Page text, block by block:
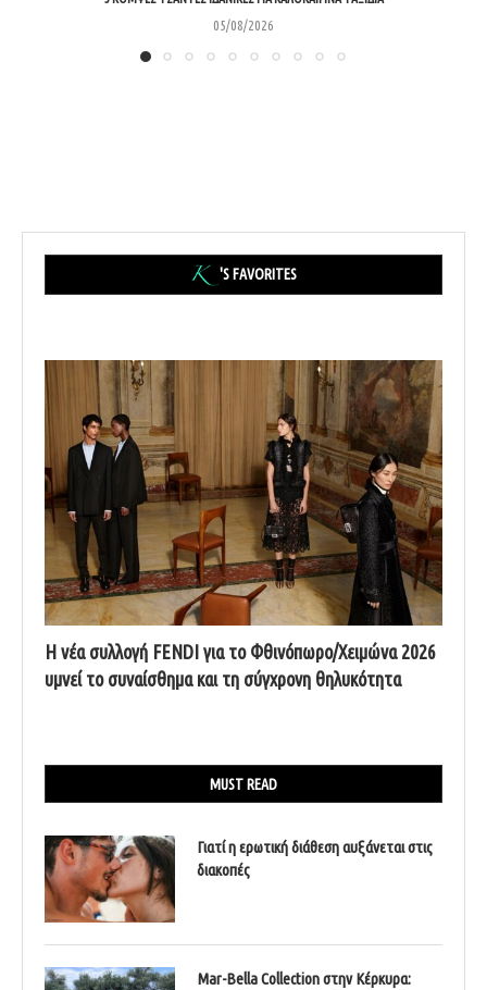
05/08/2026
'S FAVORITES
Η νέα συλλογή FENDI για το Φθινόπωρο/Χειμώνα 2026
υμνεί το συναίσθημα και τη σύγχρονη θηλυκότητα
MUST READ
Γιατί η ερωτική διάθεση αυξάνεται στις
διακοπές
Mar-Bella Collection στην Κέρκυρα: